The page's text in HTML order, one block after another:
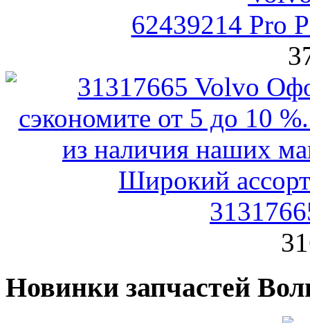
62439214 Pro
Новинки запчастей